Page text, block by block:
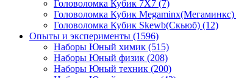
Головоломка Кубик 7Х7 (7)
Головоломка Кубик Megaminx(Мегаминкс)
Головоломка Кубик Skewb(Скьюб) (12)
Опыты и эксперименты (1596)
Наборы Юный химик (515)
Наборы Юный физик (208)
Наборы Юный техник (200)